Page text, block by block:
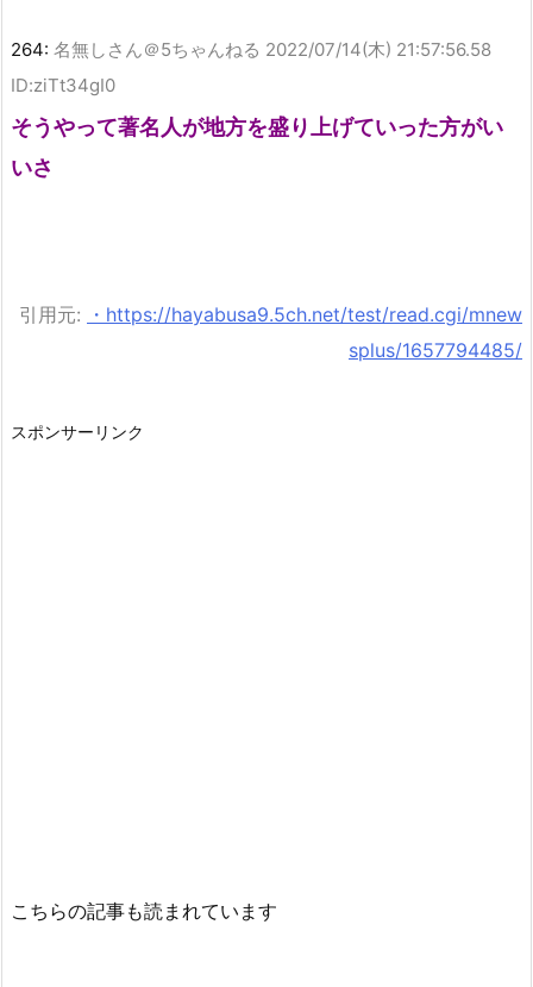
264: 名無しさん＠5ちゃんねる 2022/07/14(木) 21:57:56.58
ID:ziTt34gI0
そうやって著名人が地方を盛り上げていった方がい
いさ
引用元:
・https://hayabusa9.5ch.net/test/read.cgi/mnew
splus/1657794485/
スポンサーリンク
こちらの記事も読まれています